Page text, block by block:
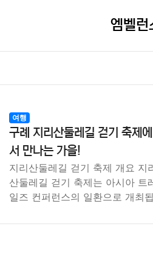
엠벨런
여행
구례 지리산둘레길 걷기 축제에
서 만나는 가을!
지리산둘레길 걷기 축제 개요 지
산둘레길 걷기 축제는 아시아 트
일즈 컨퍼런스의 일환으로 개최